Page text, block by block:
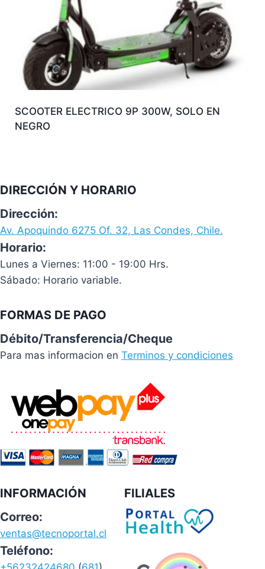
SCOOTER ELECTRICO 9P 300W, SOLO EN
NEGRO
DIRECCIÓN Y HORARIO
Dirección:
Av. Apoquindo 6275 Of. 32, Las Condes, Chile.
Horario:
Lunes a Viernes: 11:00 - 19:00 Hrs.
Sábado: Horario variable.
FORMAS DE PAGO
Débito/Transferencia/Cheque
Para mas informacion en Terminos y condiciones
INFORMACIÓN
Correo:
ventas@tecnoportal.cl
Teléfono:
FILIALES